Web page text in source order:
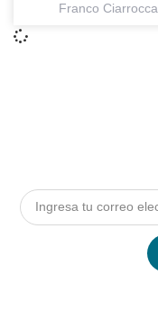
Franco Ciarrocca